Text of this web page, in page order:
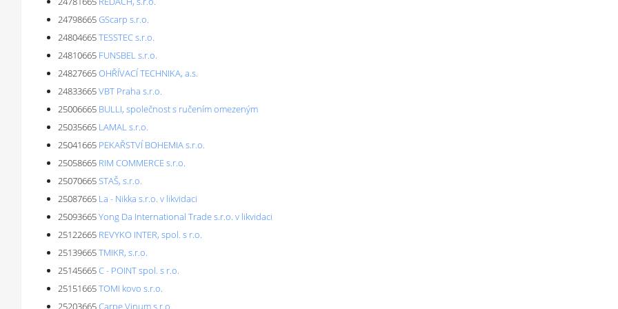
24798665GScarp s.r.o.
24804665TESSTEC s.r.o.
24810665 FUNSBEL s.r.o.
24827665OHŘÍVACÍ TECHNIKA, a.s.
24833665VBT Praha s.r.o.
25006665 BULLI, společnost s ručením omezeným
25035665 LAMAL s.r.o.
25041665 PEKAŘSTVÍ BOHEMIA s.r.o.
25058665 RIM COMMERCE s.r.o.
25070665STAŠ, s.r.o.
25087665 La - Nikka s.r.o. v likvidaci
25093665Yong Da International Trade s.r.o. v likvidaci
25122665 REVYKO INTER, spol. s r.o.
25139665TMIKR, s.r.o.
25145665C - POINT spol. s r.o.
25151665TOMI kovo s.r.o.
25203665Carpe Vinum s.r.o.